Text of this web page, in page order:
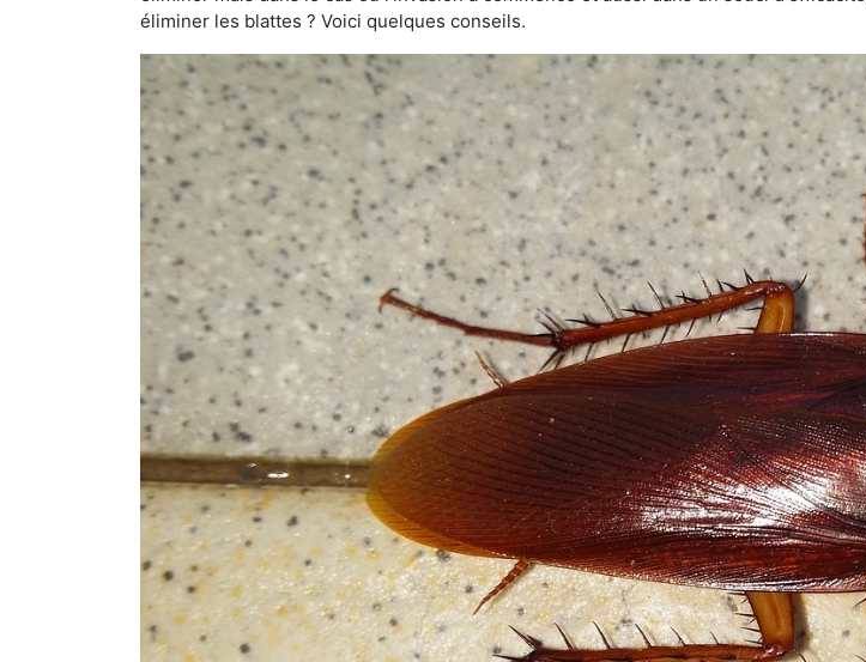
éliminer les blattes ? Voici quelques conseils.